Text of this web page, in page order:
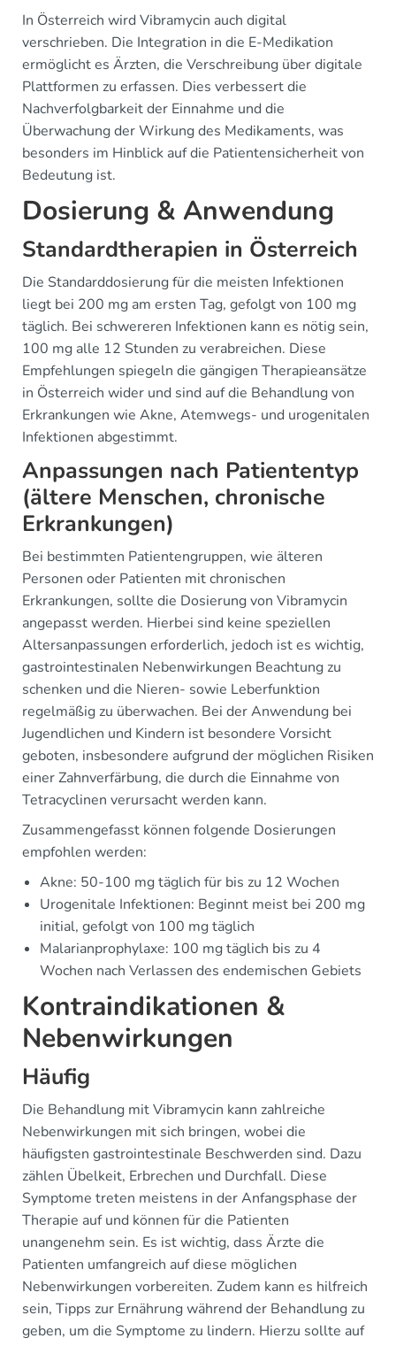
In Österreich wird Vibramycin auch digital
verschrieben. Die Integration in die E-Medikation
ermöglicht es Ärzten, die Verschreibung über digitale
Plattformen zu erfassen. Dies verbessert die
Nachverfolgbarkeit der Einnahme und die
Überwachung der Wirkung des Medikaments, was
besonders im Hinblick auf die Patientensicherheit von
Bedeutung ist.
Dosierung & Anwendung
Standardtherapien in Österreich
Die Standarddosierung für die meisten Infektionen
liegt bei 200 mg am ersten Tag, gefolgt von 100 mg
täglich. Bei schwereren Infektionen kann es nötig sein,
100 mg alle 12 Stunden zu verabreichen. Diese
Empfehlungen spiegeln die gängigen Therapieansätze
in Österreich wider und sind auf die Behandlung von
Erkrankungen wie Akne, Atemwegs- und urogenitalen
Infektionen abgestimmt.
Anpassungen nach Patiententyp
(ältere Menschen, chronische
Erkrankungen)
Bei bestimmten Patientengruppen, wie älteren
Personen oder Patienten mit chronischen
Erkrankungen, sollte die Dosierung von Vibramycin
angepasst werden. Hierbei sind keine speziellen
Altersanpassungen erforderlich, jedoch ist es wichtig,
gastrointestinalen Nebenwirkungen Beachtung zu
schenken und die Nieren- sowie Leberfunktion
regelmäßig zu überwachen. Bei der Anwendung bei
Jugendlichen und Kindern ist besondere Vorsicht
geboten, insbesondere aufgrund der möglichen Risiken
einer Zahnverfärbung, die durch die Einnahme von
Tetracyclinen verursacht werden kann.
Zusammengefasst können folgende Dosierungen
empfohlen werden:
Akne: 50-100 mg täglich für bis zu 12 Wochen
Urogenitale Infektionen: Beginnt meist bei 200 mg
initial, gefolgt von 100 mg täglich
Malarianprophylaxe: 100 mg täglich bis zu 4
Wochen nach Verlassen des endemischen Gebiets
Kontraindikationen &
Nebenwirkungen
Häufig
Die Behandlung mit Vibramycin kann zahlreiche
Nebenwirkungen mit sich bringen, wobei die
häufigsten gastrointestinale Beschwerden sind. Dazu
zählen Übelkeit, Erbrechen und Durchfall. Diese
Symptome treten meistens in der Anfangsphase der
Therapie auf und können für die Patienten
unangenehm sein. Es ist wichtig, dass Ärzte die
Patienten umfangreich auf diese möglichen
Nebenwirkungen vorbereiten. Zudem kann es hilfreich
sein, Tipps zur Ernährung während der Behandlung zu
geben, um die Symptome zu lindern. Hierzu sollte auf